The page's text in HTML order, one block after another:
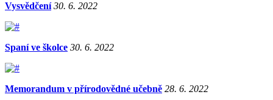
Vysvědčení 30. 6. 2022
Spaní ve školce 30. 6. 2022
Memorandum v přírodovědné učebně 28. 6. 2022